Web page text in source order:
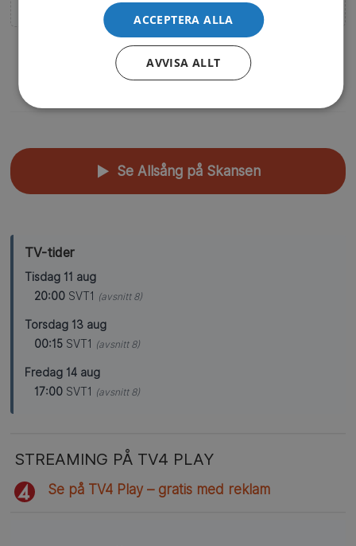
ledning av Pernilla Wahlgren bjuds det på musik, humor och
Visa fler kommande (1)
▲ Se Allsång på Skansen
TV-tider
Tisdag 11 aug
20:00 SVT1 (avsnitt 8)
Torsdag 13 aug
00:15 SVT1 (avsnitt 8)
Fredag 14 aug
17:00 SVT1 (avsnitt 8)
STREAMING PÅ TV4 PLAY
Se på TV4 Play – gratis med reklam
ACCEPTERA ALLA
AVVISA ALLT